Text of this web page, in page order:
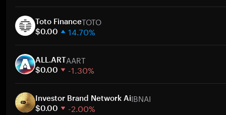
30 Tage
Marktkapitalisierung
Toto FinanceTOTO
$0.00 14.70%
30 Tage
Marktkapitalisierung
ALL.ARTAART
$0.00 -1.30%
30 Tage
Marktkapitalisierung
Investor Brand Network AiIBNAI
$0.00 -2.00%